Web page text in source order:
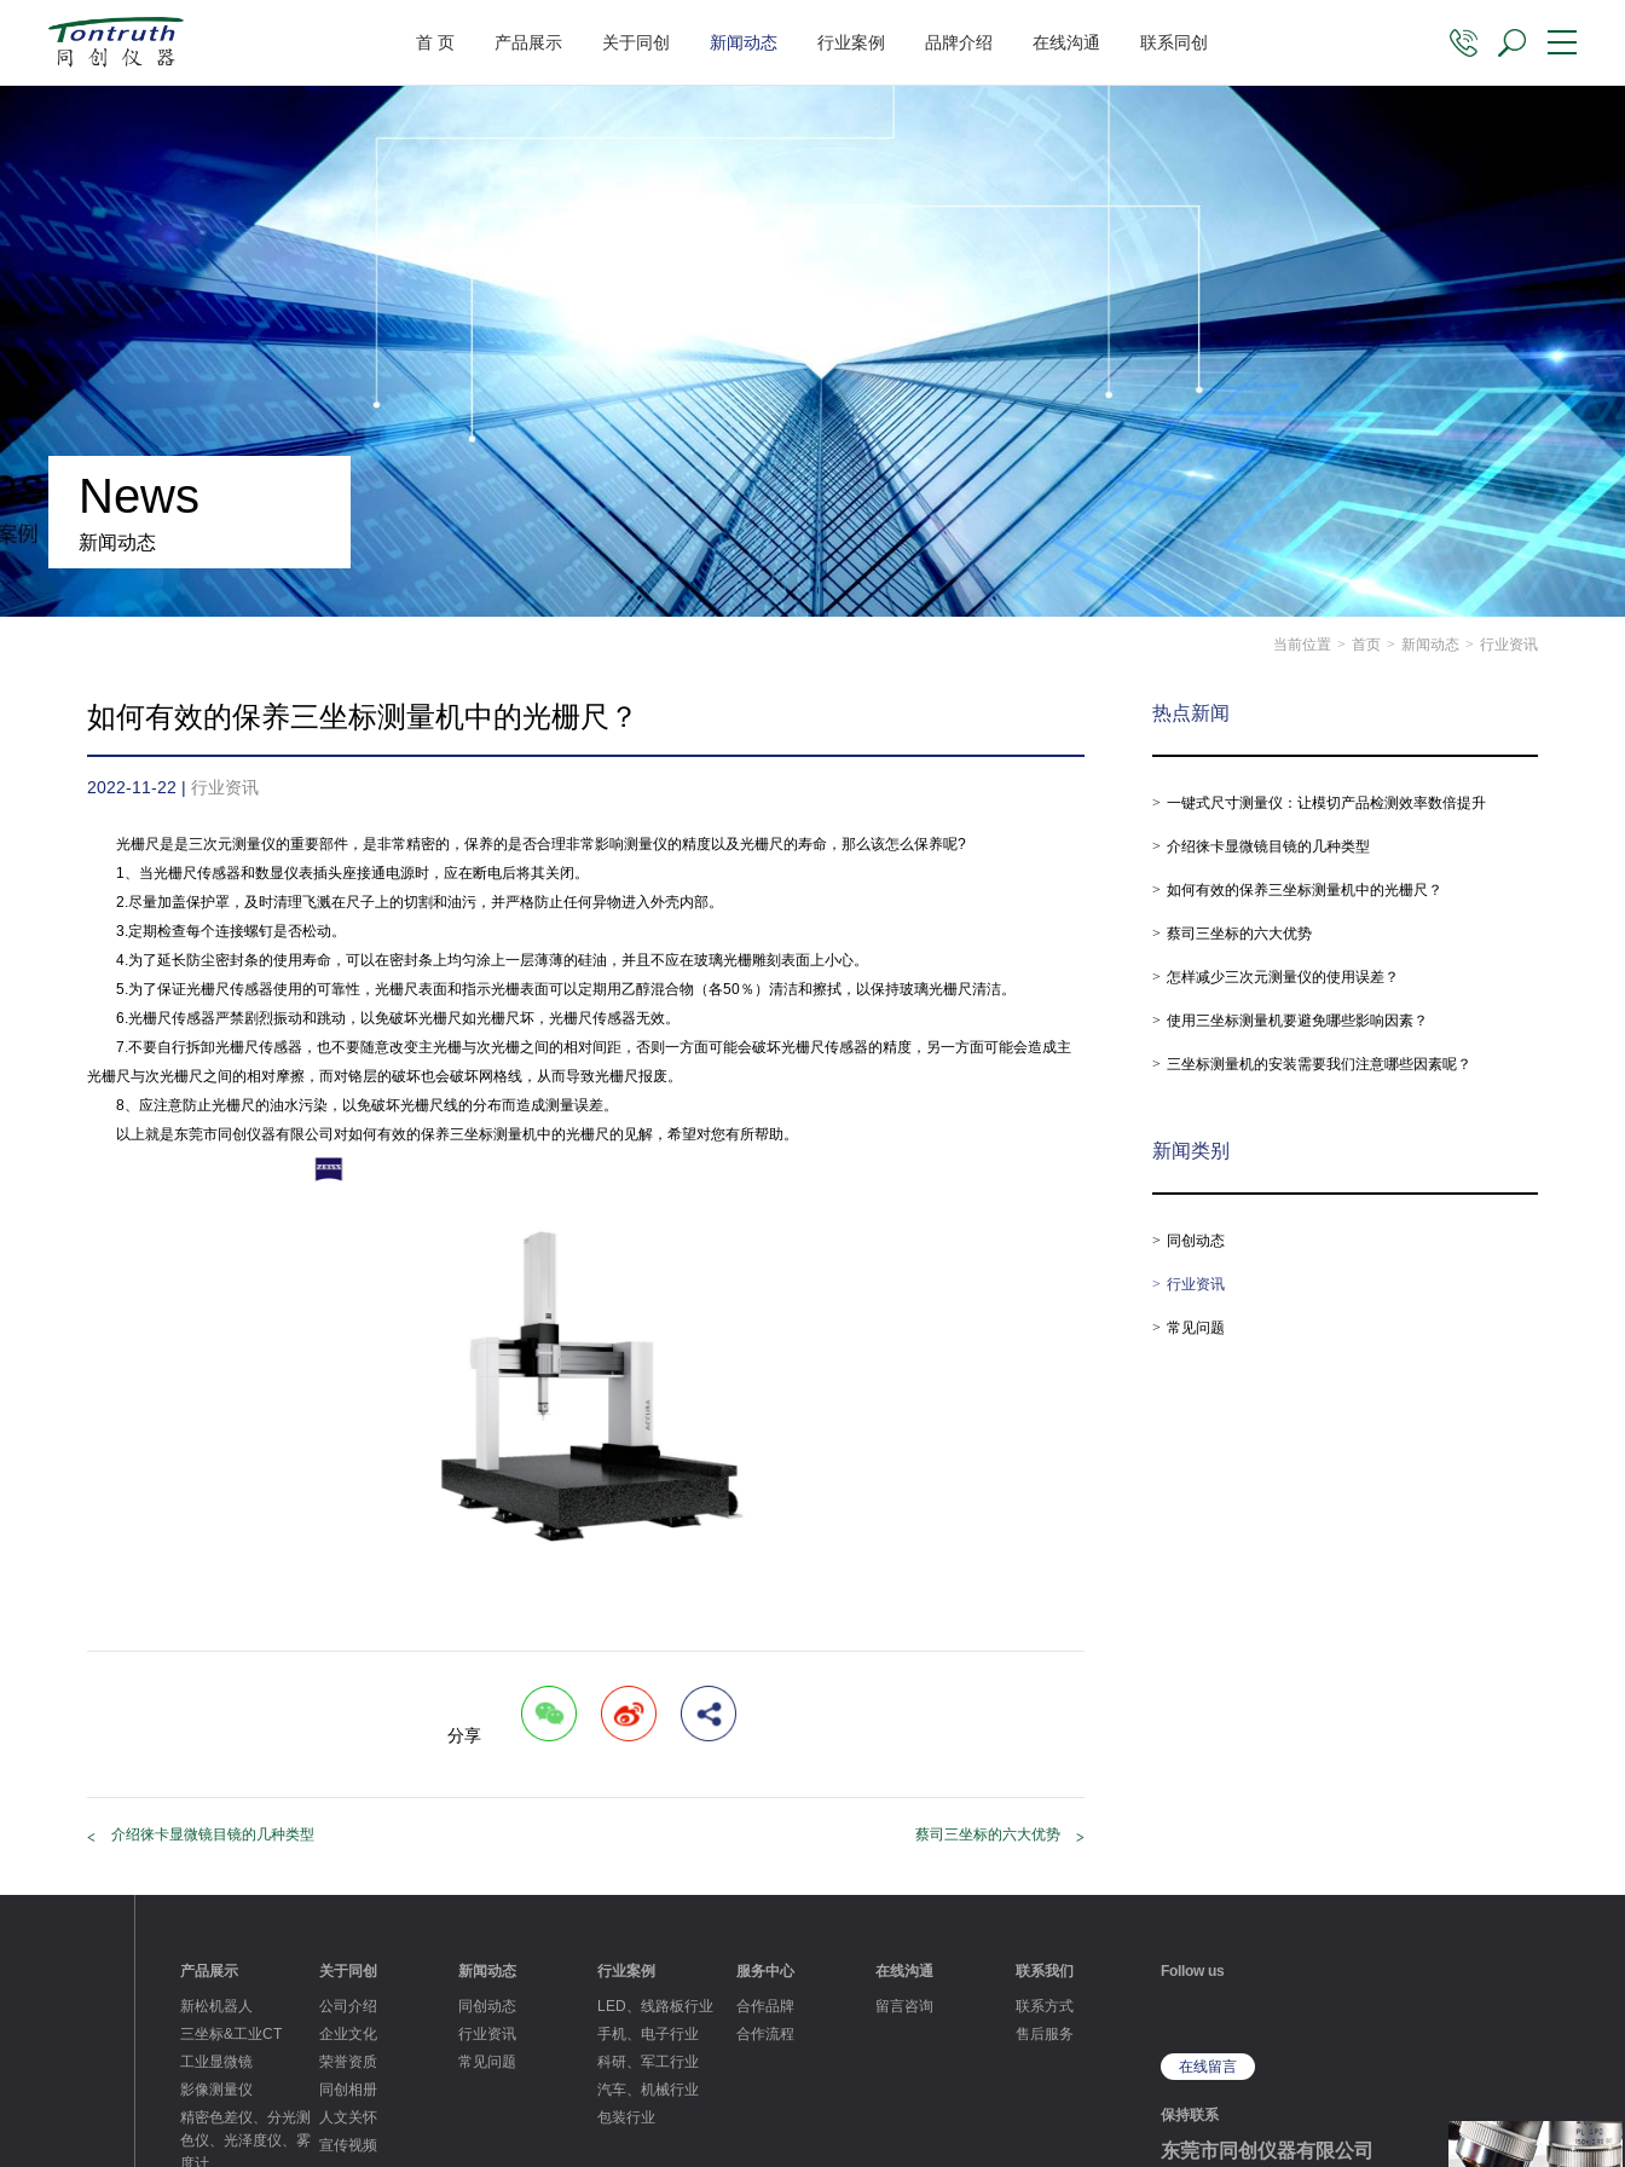
首 页 产品展示 关于同创 新闻动态 行业案例 品牌介绍 在线沟通 联系同创
News
新闻动态
当前位置 > 首页 > 新闻动态 > 行业资讯
如何有效的保养三坐标测量机中的光栅尺？
2022-11-22 | 行业资讯
光栅尺是是三次元测量仪的重要部件，是非常精密的，保养的是否合理非常影响测量仪的精度以及光栅尺的寿命，那么该怎么保养呢?
1、当光栅尺传感器和数显仪表插头座接通电源时，应在断电后将其关闭。
2.尽量加盖保护罩，及时清理飞溅在尺子上的切割和油污，并严格防止任何异物进入外壳内部。
3.定期检查每个连接螺钉是否松动。
4.为了延长防尘密封条的使用寿命，可以在密封条上均匀涂上一层薄薄的硅油，并且不应在玻璃光栅雕刻表面上小心。
5.为了保证光栅尺传感器使用的可靠性，光栅尺表面和指示光栅表面可以定期用乙醇混合物（各50％）清洁和擦拭，以保持玻璃光栅尺清洁。
6.光栅尺传感器严禁剧烈振动和跳动，以免破坏光栅尺如光栅尺坏，光栅尺传感器无效。
7.不要自行拆卸光栅尺传感器，也不要随意改变主光栅与次光栅之间的相对间距，否则一方面可能会破坏光栅尺传感器的精度，另一方面可能会造成主
光栅尺与次光栅尺之间的相对摩擦，而对铬层的破坏也会破坏网格线，从而导致光栅尺报废。
8、应注意防止光栅尺的油水污染，以免破坏光栅尺线的分布而造成测量误差。
以上就是东莞市同创仪器有限公司对如何有效的保养三坐标测量机中的光栅尺的见解，希望对您有所帮助。
分享
介绍徕卡显微镜目镜的几种类型 蔡司三坐标的六大优势
热点新闻
一键式尺寸测量仪：让模切产品检测效率数倍提升
介绍徕卡显微镜目镜的几种类型
如何有效的保养三坐标测量机中的光栅尺？
蔡司三坐标的六大优势
怎样减少三次元测量仪的使用误差？
使用三坐标测量机要避免哪些影响因素？
三坐标测量机的安装需要我们注意哪些因素呢？
新闻类别
同创动态
行业资讯
常见问题
产品展示
新松机器人
三坐标&工业CT
工业显微镜
影像测量仪
精密色差仪、分光测
色仪、光泽度仪、雾
度计
关于同创
公司介绍
企业文化
荣誉资质
同创相册
人文关怀
宣传视频
新闻动态
同创动态
行业资讯
常见问题
行业案例
LED、线路板行业
手机、电子行业
科研、军工行业
汽车、机械行业
包装行业
服务中心
合作品牌
合作流程
在线沟通
留言咨询
联系我们
联系方式
售后服务
Follow us
在线留言
保持联系
东莞市同创仪器有限公司